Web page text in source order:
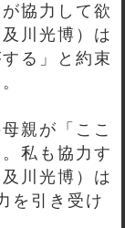
協力して欲
川光博）は
る」と約束
親が「ここ
私も協力す
川光博）は
を引き受け